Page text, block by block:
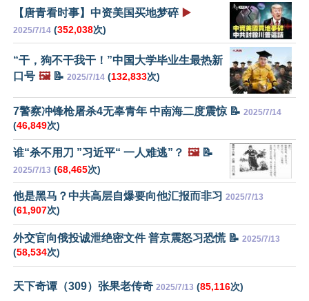
【唐青看时事】中资美国买地梦碎 ▶️
2025/7/14 (352,038次)
“干，狗不干我干！”中国大学毕业生最热新
口号 🖼️📝 2025/7/14 (132,833次)
7警察冲锋枪屠杀4无辜青年 中南海二度震惊 📝 2025/7/14
(46,849次)
谁“杀不用刀 ”习近平“ 一人难逃”？ 🖼️📝
2025/7/13 (68,465次)
他是黑马？中共高层自爆要向他汇报而非习 2025/7/13
(61,907次)
外交官向俄投诚泄绝密文件 普京震怒习恐慌 📝 2025/7/13
(58,534次)
天下奇谭（309）张果老传奇 2025/7/13 (85,116次)